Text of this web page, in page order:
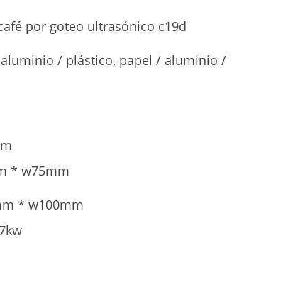
por goteo ultrasónico c19d
/ plástico, papel / aluminio /
* w75mm
* w100mm